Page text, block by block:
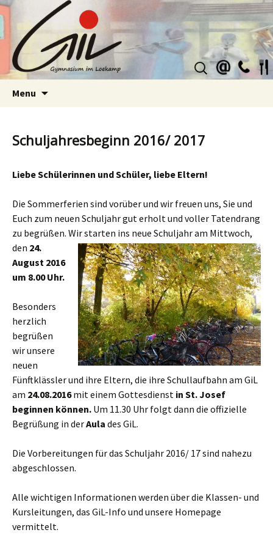
Suchen
nach:
Menu
Schuljahresbeginn 2016/ 2017
Liebe Schülerinnen und Schüler, liebe Eltern!
Die Sommerferien sind vorüber und wir freuen uns, Sie und
Euch zum neuen Schuljahr gut erholt und voller Tatendrang
zu begrüßen. Wir starten ins neue Schuljahr am Mittwoch,
den 24.
August 2016
um 8.00 Uhr.
Besonders
herzlich
begrüßen
wir unsere
neuen
Fünftklässler und ihre Eltern, die ihre Schullaufbahn am GiL
am 24.08.2016mit einem Gottesdienst in St. Josef
beginnen können. Um 11.30 Uhr folgt dann die offizielle
Begrüßung in derAula des GiL.
Die Vorbereitungen für das Schuljahr 2016/ 17 sind nahezu
abgeschlossen.
Alle wichtigen Informationen werden über die Klassen- und
Kursleitungen, das GiL-Info und unsere Homepage
vermittelt.